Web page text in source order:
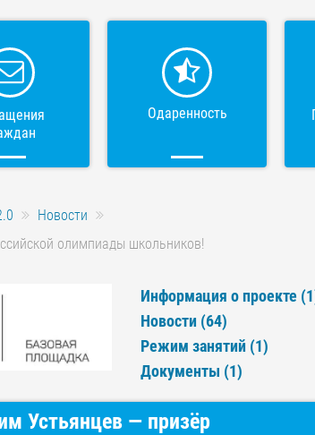
Одаренность
Новости
олимпиады школьников!
Информация о проекте
Новости (64)
Режим занятий (1)
Документы (1)
Устьянцев — призёр